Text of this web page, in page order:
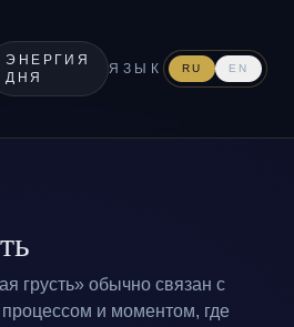
ЭНЕРГИЯ
ДНЯ
ЯЗЫК RU EN
грусть» обычно связан с
и моментом, где